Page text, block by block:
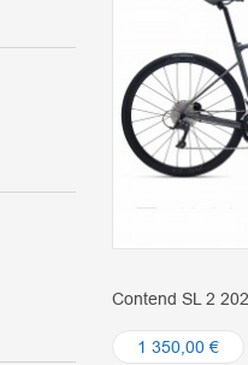
Contend SL 2
1 350,00 €